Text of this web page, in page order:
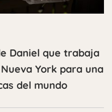
Daniel que trabaja
York para una
del mundo